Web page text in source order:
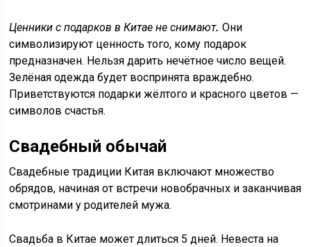
Ценники с подарков в Китае не снимают. Они
символизируют ценность того, кому подарок
предназначен. Нельзя дарить нечётное число вещей.
Зелёная одежда будет воспринята враждебно.
Приветствуются подарки жёлтого и красного цветов —
символов счастья.
Свадебный обычай
Свадебные традиции Китая включают множество
обрядов, начиная от встречи новобрачных и заканчивая
смотринами у родителей мужа.
Свадьба в Китае может длиться 5 дней. Невеста на